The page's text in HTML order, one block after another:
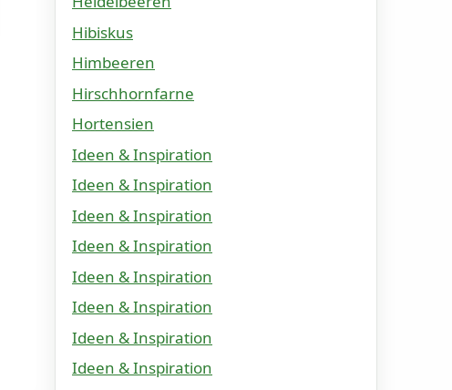
Hibiskus
Himbeeren
Hirschhornfarne
Hortensien
Ideen & Inspiration
Ideen & Inspiration
Ideen & Inspiration
Ideen & Inspiration
Ideen & Inspiration
Ideen & Inspiration
Ideen & Inspiration
Ideen & Inspiration